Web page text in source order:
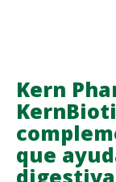
DE
DÉU
Kern
que
digestiva